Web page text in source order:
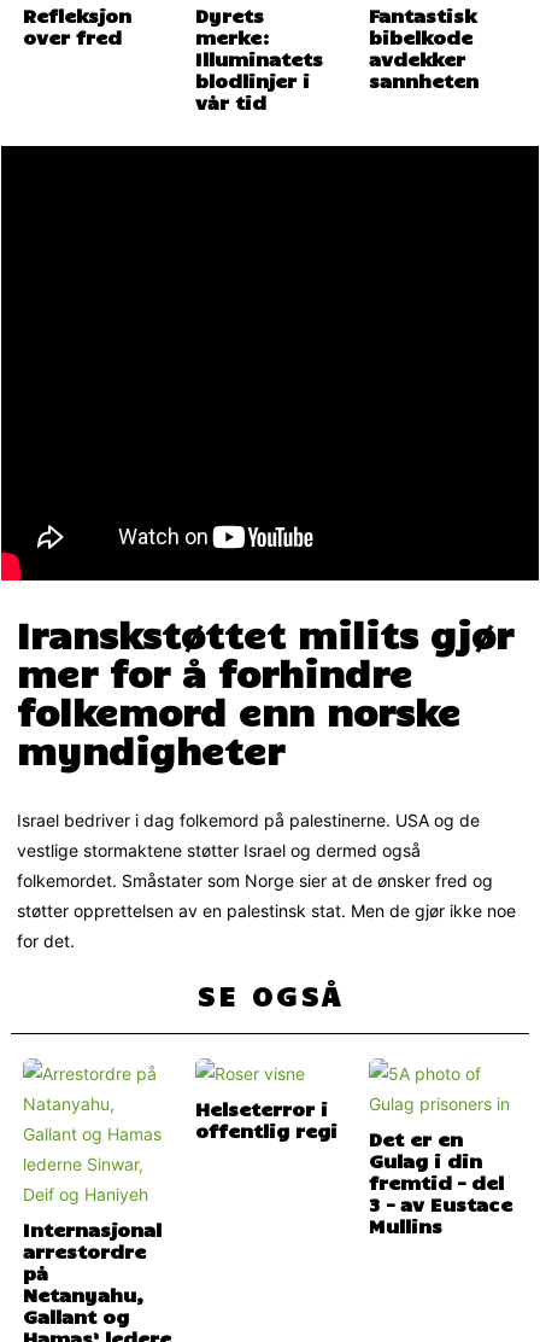
Refleksjon
over fred
Dyrets
merke:
Illuminatets
blodlinjer i
vår tid
Fantastisk
bibelkode
avdekker
sannheten
Iranskstøttet milits gjør
mer for å forhindre
folkemord enn norske
myndigheter
Israel bedriver i dag folkemord på palestinerne. USA og de
vestlige stormaktene støtter Israel og dermed også
folkemordet. Småstater som Norge sier at de ønsker fred og
støtter opprettelsen av en palestinsk stat. Men de gjør ikke noe
for det.
SE OGSÅ
Internasjonal
arrestordre
på
Netanyahu,
Gallant og
Hamas’ ledere
Helseterror i
offentlig regi
Det er en
Gulag i din
fremtid – del
3 – av Eustace
Mullins